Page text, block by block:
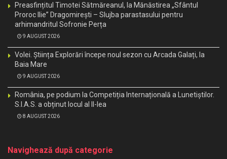
Preasfințitul Timotei Sătmăreanul, la Mănăstirea „Sfântul
Proroc Ilie” Dragomirești – Slujba parastasului pentru
arhimandritul Sofronie Perța
9 AUGUST 2026
Volei. Știința Explorări începe noul sezon cu Arcada Galați, la
Baia Mare
9 AUGUST 2026
România, pe podium la Competiția Internațională a Lunetiștilor.
S.I.A.S. a obținut locul al II-lea
8 AUGUST 2026
Navighează după categorie